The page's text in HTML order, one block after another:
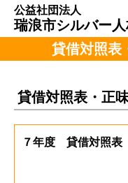
公益社団法人
瑞浪市シルバー
貸借対照表
貸借対照表・正
７年度 貸借対照表